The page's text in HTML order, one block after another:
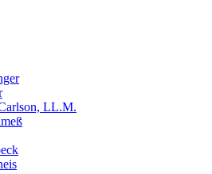
LL.M.